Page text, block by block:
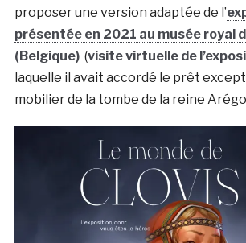
proposer une version adaptée de l’
présentée en 2021 au musée royal
(Belgique)(visite virtuelle de
laquelle il avait accordé le prêt
mobilier de la tombe de la reine